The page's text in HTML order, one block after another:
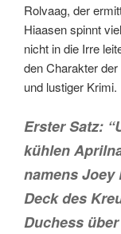
Rolvaag, der
Hiaasen spinnt
nicht in die Irre
den Charakter
und lustiger Krimi.
Erster Satz:
kühlen
namens Joey
Deck des
Duchess